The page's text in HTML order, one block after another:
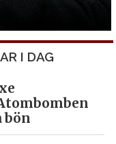
I DAG
bön